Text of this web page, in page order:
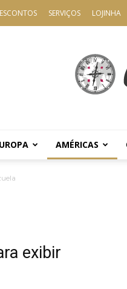
SERVIÇOS LOJINHA
AMÉRICAS
exibir